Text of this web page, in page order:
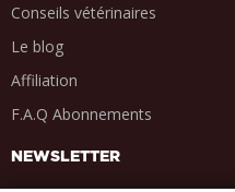
Conseils vétérinaires
Le blog
Affiliation
F.A.Q Abonnements
NEWSLETTER